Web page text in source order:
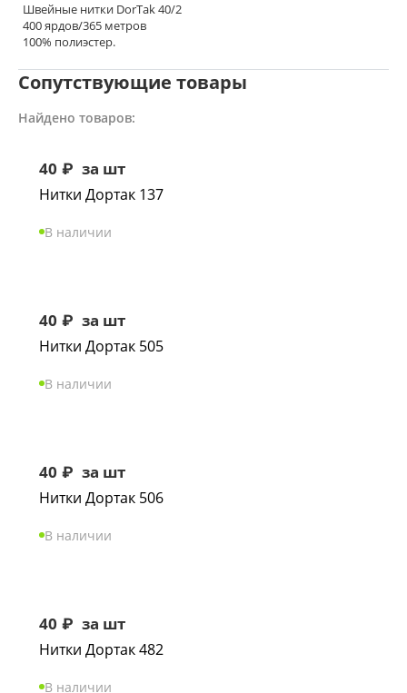
Швейные нитки DorTak 40/2
400 ярдов/365 метров
100% полиэстер.
Сопутствующие товары
Найдено товаров:
40 ₽ за шт
Нитки Дортак 137
В наличии
40 ₽ за шт
Нитки Дортак 505
В наличии
40 ₽ за шт
Нитки Дортак 506
В наличии
40 ₽ за шт
Нитки Дортак 482
В наличии